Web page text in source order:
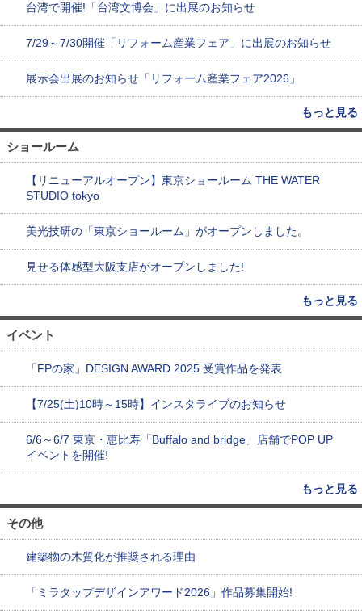
台湾で開催!「台湾文博会」に出展のお知らせ
7/29～7/30開催「リフォーム産業フェア」に出展のお知らせ
展示会出展のお知らせ「リフォーム産業フェア2026」
もっと見る
ショールーム
【リニューアルオープン】東京ショールーム THE WATER
STUDIO tokyo
美光技研の「東京ショールーム」がオープンしました。
見せる体感型大阪支店がオープンしました!
もっと見る
イベント
「FPの家」DESIGN AWARD 2025 受賞作品を発表
【7/25(土)10時～15時】インスタライブのお知らせ
6/6～6/7 東京・恵比寿「Buffalo and bridge」店舗でPOP UP
イベントを開催!
もっと見る
その他
建築物の木質化が推奨される理由
「ミラタップデザインアワード2026」作品募集開始!